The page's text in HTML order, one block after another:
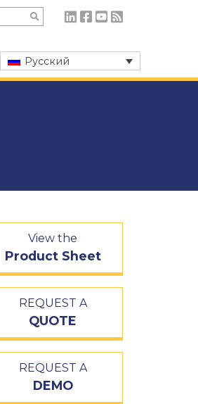
Русский
View the
Product Sheet
REQUEST A
QUOTE
REQUEST A
DEMO